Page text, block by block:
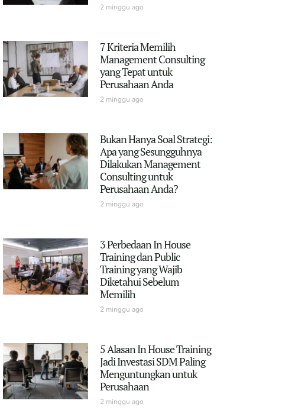
2 minggu ago
7 Kriteria Memilih
Management Consulting
yang Tepat untuk
Perusahaan Anda
2 minggu ago
Bukan Hanya Soal Strategi:
Apa yang Sesungguhnya
Dilakukan Management
Consulting untuk
Perusahaan Anda?
2 minggu ago
3 Perbedaan In House
Training dan Public
Training yang Wajib
Diketahui Sebelum
Memilih
2 minggu ago
5 Alasan In House Training
Jadi Investasi SDM Paling
Menguntungkan untuk
Perusahaan
2 minggu ago